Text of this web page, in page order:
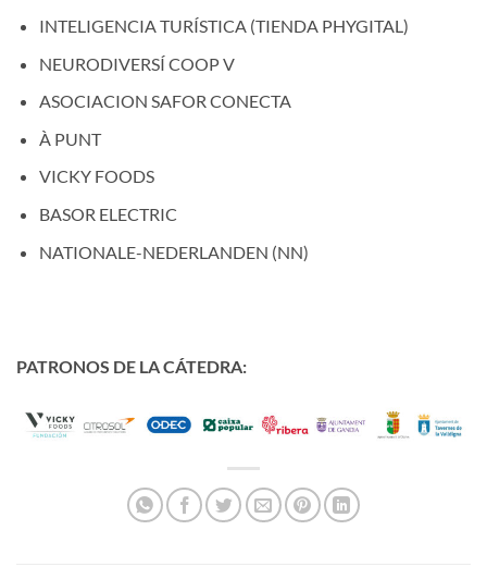
INTELIGENCIA TURÍSTICA (TIENDA PHYGITAL)
NEURODIVERSÍ COOP V
ASOCIACION SAFOR CONECTA
À PUNT
VICKY FOODS
BASOR ELECTRIC
NATIONALE-NEDERLANDEN (NN)
PATRONOS DE LA CÁTEDRA: